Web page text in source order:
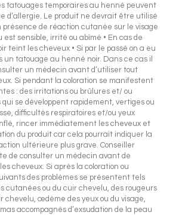
tatouages temporaires au henné peuvent
d’allergie. Le produit ne devrait être utilisé
présence de réaction cutanée sur le visage
est sensible, irrité ou abîmé • En cas de
teint les cheveux • Si par le passé on a eu
un tatouage au henné noir. Dans ce cas il
un médecin avant d’utiliser tout
Si pendant la coloration se manifestent
: des irritations ou brûlures et/ ou
se développent rapidement, vertiges ou
difficultés respiratoires et/ou yeux
rincer immédiatement les cheveux et
du produit car cela pourrait indiquer la
ultérieure plus grave. Conseiller
de consulter un médecin avant de
cheveux. Si après la coloration ou
des problèmes se présentent tels
cutanées ou du cuir chevelu, des rougeurs
chevelu, œdème des yeux ou du visage,
accompagnés d’exsudation de la peau